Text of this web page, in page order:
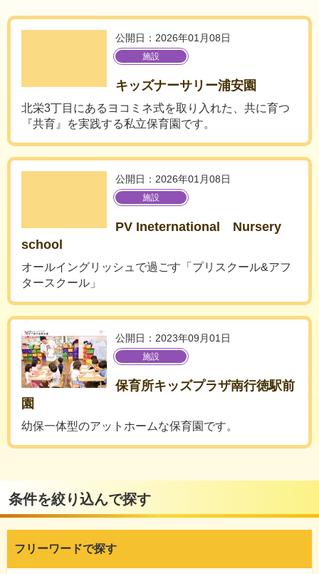
公開日：2026年01月08日
施設
キッズナーサリー浦安園
北栄3丁目にあるヨコミネ式を取り入れた、共に育つ
『共育』を実践する私立保育園です。
公開日：2026年01月08日
施設
PV Ineternational Nursery
school
オールイングリッシュで過ごす「プリスクール&アフ
タースクール」
公開日：2023年09月01日
施設
保育所キッズプラザ南行徳駅前
園
幼保一体型のアットホームな保育園です。
条件を絞り込んで探す
フリーワードで探す